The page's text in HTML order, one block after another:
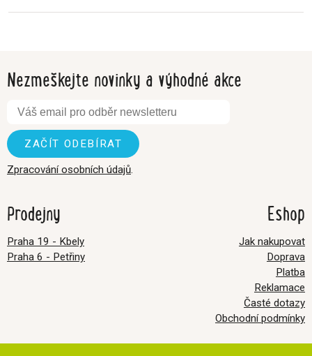
Nezmeškejte novinky a výhodné akce
Zpracování osobních údajů.
Prodejny
Praha 19 - Kbely
Praha 6 - Petřiny
Eshop
Jak nakupovat
Doprava
Platba
Reklamace
Časté dotazy
Obchodní podmínky